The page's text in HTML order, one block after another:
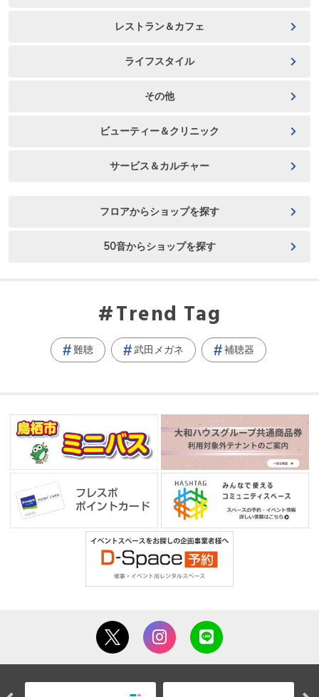
レストラン＆カフェ
ライフスタイル
その他
ビューティー＆クリニック
サービス＆カルチャー
フロアからショップを探す
50音からショップを探す
Trend Tag
難聴 武田メガネ 補聴器